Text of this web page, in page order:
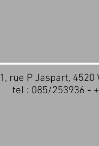
1, rue P Jaspart, 4520
tel : 085/253936 -